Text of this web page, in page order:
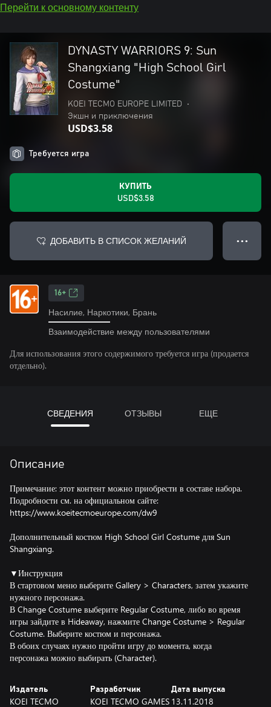
Перейти к основному контенту
DYNASTY WARRIORS 9: Sun
Shangxiang "High School Girl
Costume"
KOEI TECMO EUROPE LIMITED
•
Экшн и приключения
USD$3.58
Требуется игра
КУПИТЬ
USD$3.58
ДОБАВИТЬ В СПИСОК ЖЕЛАНИЙ ● ● ●
16+
Насилие, Наркотики, Брань
Взаимодействие между пользователями
Для использования этого содержимого требуется игра (продается
отдельно).
СВЕДЕНИЯ ОТЗЫВЫ ЕЩЕ
Описание
Примечание: этот контент можно приобрести в составе набора.
Подробности см. на официальном сайте:
https://www.koeitecmoeurope.com/dw9
Дополнительный костюм High School Girl Costume для Sun
Shangxiang.
▼Инструкция
В стартовом меню выберите Gallery > Characters, затем укажите
нужного персонажа.
В Change Costume выберите Regular Costume, либо во время
игры зайдите в Hideaway, нажмите Change Costume > Regular
Costume. Выберите костюм и персонажа.
В обоих случаях нужно пройти игру до момента, когда
персонажа можно выбирать (Character).
Издатель
KOEI TECMO
Разработчик
KOEI TECMO GAMES
Дата выпуска
13.11.2018